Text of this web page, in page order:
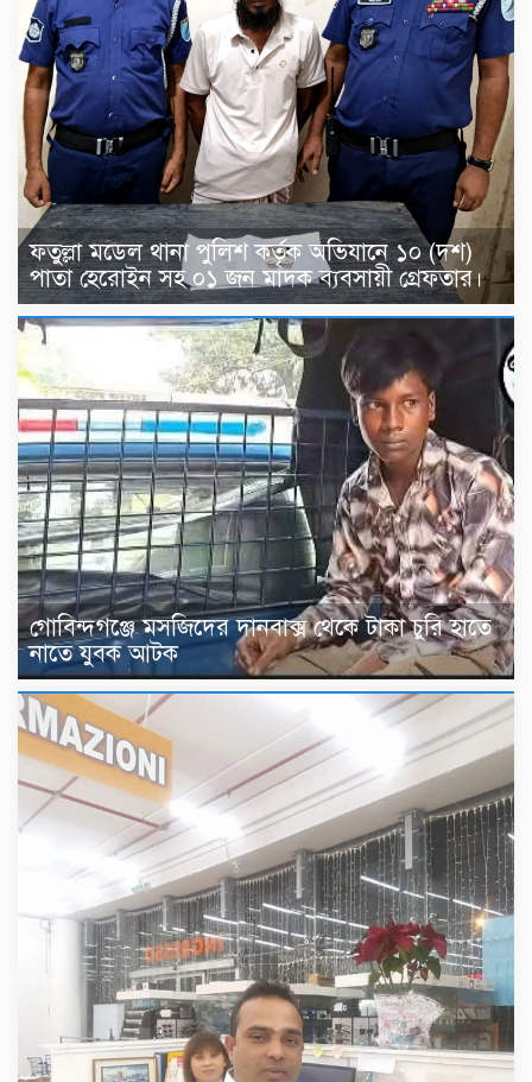
ফতুল্লা মডেল থানা পুলিশ কর্তৃক অভিযানে ১০ (দশ)
পাতা হেরোইন সহ ০১ জন মাদক ব্যবসায়ী গ্রেফতার।
গোবিন্দগঞ্জে মসজিদের দানবাক্স থেকে টাকা চুরি হাতে
নাতে যুবক আটক